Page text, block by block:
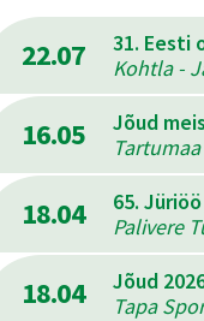
22.07
31. Eesti
Kohtla -
16.05
Jõud
18.04
65.
Palivere
18.04
Jõud
Tapa